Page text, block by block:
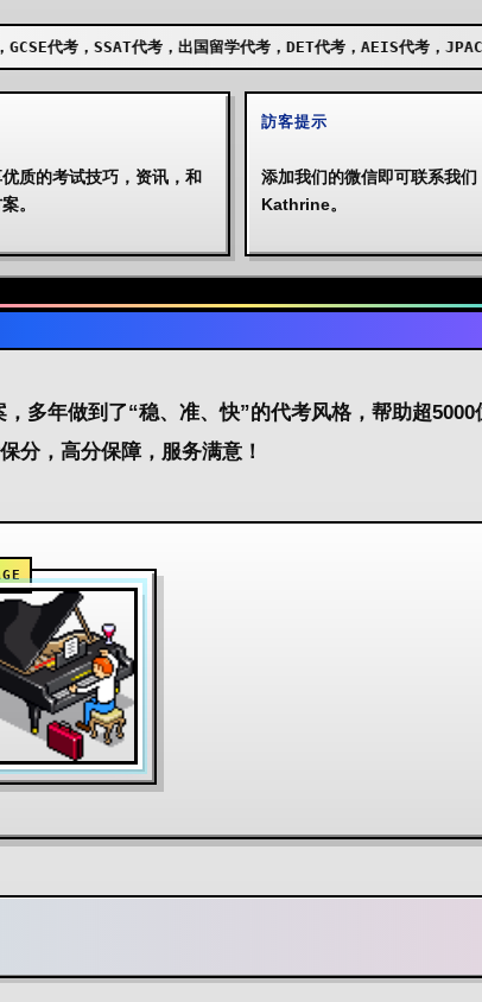
代考，出国留学代考，DET代考，AEIS代考，JPACT代考
质的考试技巧，资讯，和
。
訪客提示
添加我们的微信即可联系我
Kathrine。
多年做到了“稳、准、快”的代考风格，帮助超5000
分，高分保障，服务满意！